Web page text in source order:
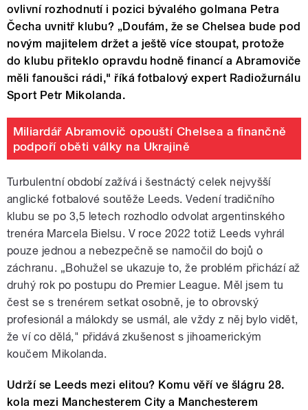
ovlivní rozhodnutí i pozici bývalého golmana Petra
Čecha uvnitř klubu? „Doufám, že se Chelsea bude pod
novým majitelem držet a ještě více stoupat, protože
do klubu přiteklo opravdu hodně financí a Abramoviče
měli fanoušci rádi," říká fotbalový expert Radiožurnálu
Sport Petr Mikolanda.
Miliardář Abramovič opouští Chelsea a finančně
podpoří oběti války na Ukrajině
Turbulentní období zažívá i šestnáctý celek nejvyšší
anglické fotbalové soutěže Leeds. Vedení tradičního
klubu se po 3,5 letech rozhodlo odvolat argentinského
trenéra Marcela Bielsu. V roce 2022 totiž Leeds vyhrál
pouze jednou a nebezpečně se namočil do bojů o
záchranu. „Bohužel se ukazuje to, že problém přichází až
druhý rok po postupu do Premier League. Měl jsem tu
čest se s trenérem setkat osobně, je to obrovský
profesionál a málokdy se usmál, ale vždy z něj bylo vidět,
že ví co dělá," přidává zkušenost s jihoamerickým
koučem Mikolanda.
Udrží se Leeds mezi elitou? Komu věří ve šlágru 28.
kola mezi Manchesterem City a Manchesterem